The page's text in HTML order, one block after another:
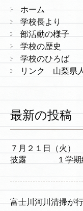
ホーム
学校長より
部活動の様子
学校の歴史
学校のひろば
リンク 山梨県
最新の投稿
７月２１日（火）
披露 １学期
富士川河川清掃が